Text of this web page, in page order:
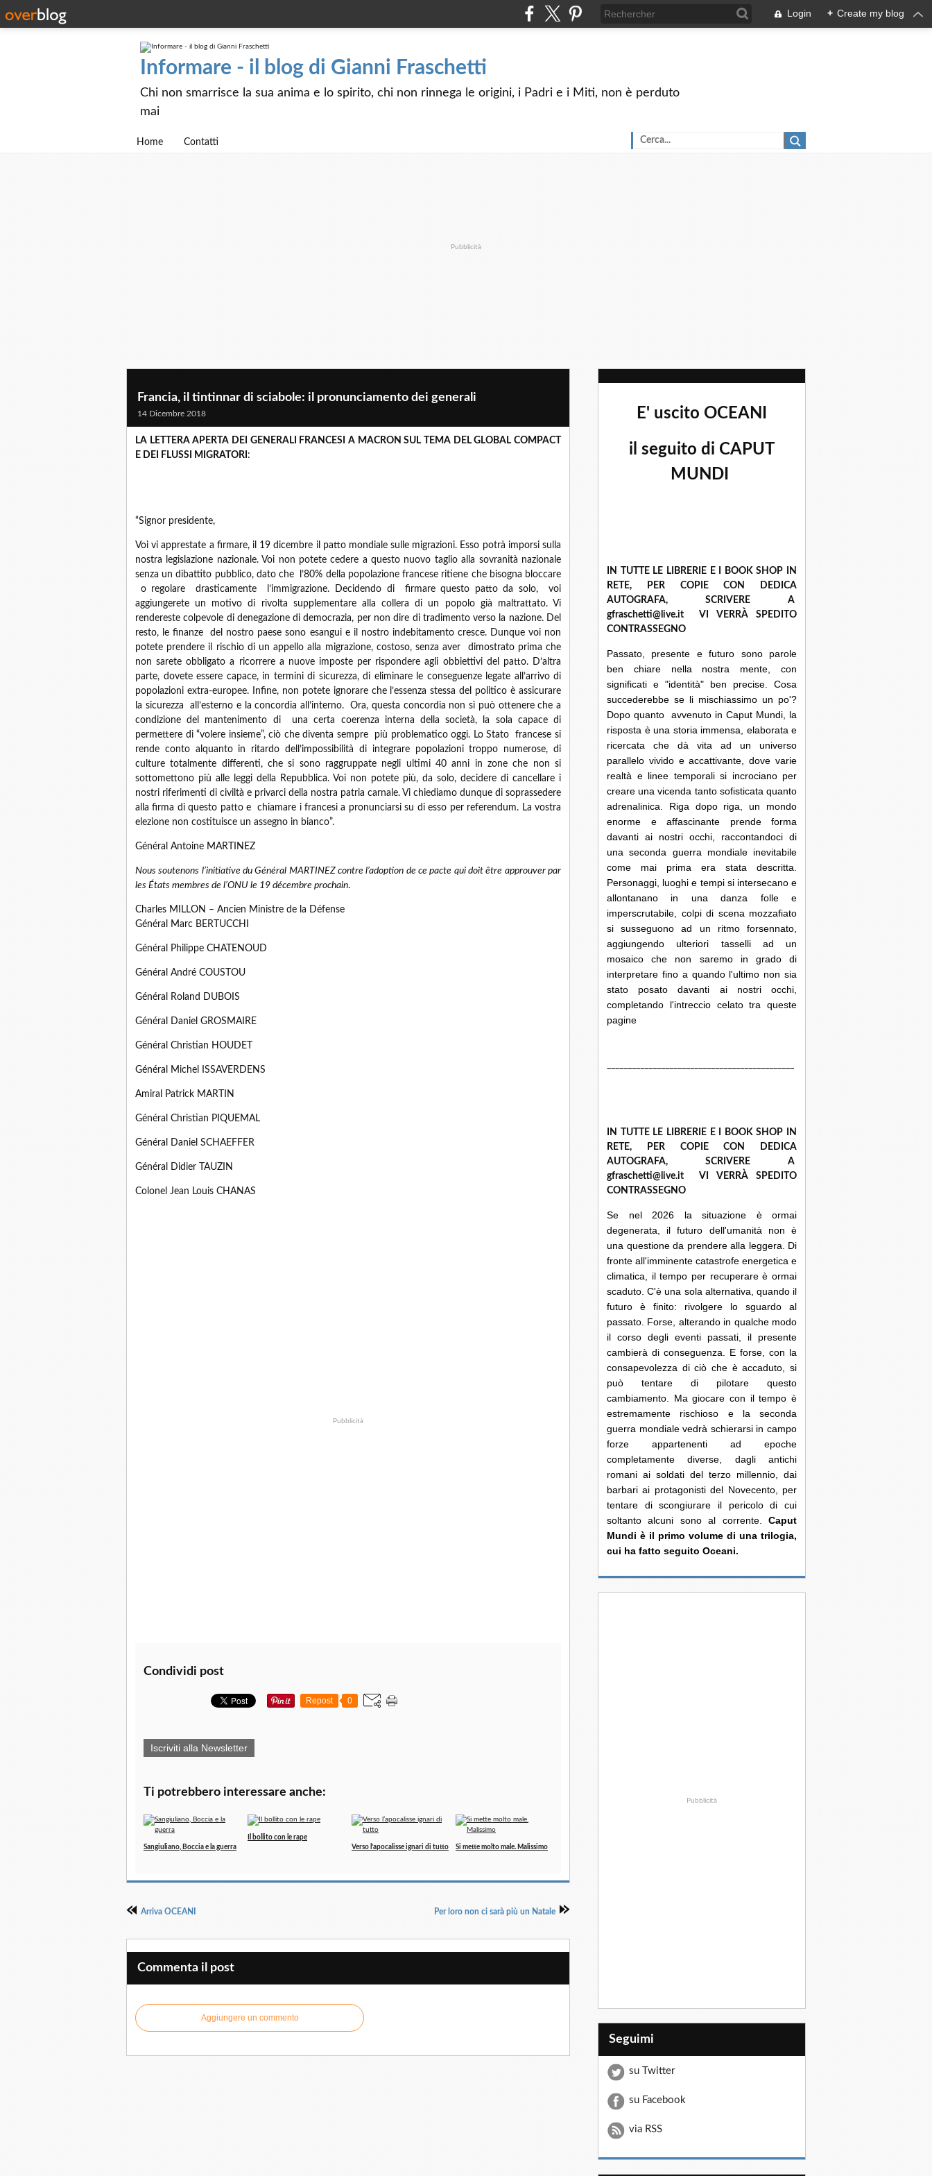
Login + Create my blog
Informare - il blog di Gianni Fraschetti
Chi non smarrisce la sua anima e lo spirito, chi non rinnega le origini, i Padri e i Miti, non è perduto
mai
Home Contatti
Pubblicità
Francia, il tintinnar di sciabole: il pronunciamento dei generali
14 Dicembre 2018
LA LETTERA APERTA DEI GENERALI FRANCESI A MACRON SUL TEMA DEL GLOBAL COMPACT
E DEI FLUSSI MIGRATORI :
“Signor presidente,
Voi vi apprestate a firmare, il 19 dicembre il patto mondiale sulle migrazioni. Esso potrà imporsi sulla
nostra legislazione nazionale. Voi non potete cedere a questo nuovo taglio alla sovranità nazionale
senza un dibattito pubblico, dato che l’80% della popolazione francese ritiene che bisogna bloccare
o regolare drasticamente l’immigrazione. Decidendo di firmare questo patto da solo, voi
aggiungerete un motivo di rivolta supplementare alla collera di un popolo già maltrattato. Vi
rendereste colpevole di denegazione di democrazia, per non dire di tradimento verso la nazione. Del
resto, le finanze del nostro paese sono esangui e il nostro indebitamento cresce. Dunque voi non
potete prendere il rischio di un appello alla migrazione, costoso, senza aver dimostrato prima che
non sarete obbligato a ricorrere a nuove imposte per rispondere agli obbiettivi del patto. D’altra
parte, dovete essere capace, in termini di sicurezza, di eliminare le conseguenze legate all’arrivo di
popolazioni extra-europee. Infine, non potete ignorare che l’essenza stessa del politico è assicurare
la sicurezza all’esterno e la concordia all’interno. Ora, questa concordia non si può ottenere che a
condizione del mantenimento di una certa coerenza interna della società, la sola capace di
permettere di “volere insieme”, ciò che diventa sempre più problematico oggi. Lo Stato francese si
rende conto alquanto in ritardo dell’impossibilità di integrare popolazioni troppo numerose, di
culture totalmente differenti, che si sono raggruppate negli ultimi 40 anni in zone che non si
sottomettono più alle leggi della Repubblica. Voi non potete più, da solo, decidere di cancellare i
nostri riferimenti di civiltà e privarci della nostra patria carnale. Vi chiediamo dunque di soprassedere
alla firma di questo patto e chiamare i francesi a pronunciarsi su di esso per referendum. La vostra
elezione non costituisce un assegno in bianco”.
Général Antoine MARTINEZ
Nous soutenons l’initiative du Général MARTINEZ contre l’adoption de ce pacte qui doit être approuver par
les États membres de l’ONU le 19 décembre prochain.
Charles MILLON – Ancien Ministre de la Défense
Général Marc BERTUCCHI
Général Philippe CHATENOUD
Général André COUSTOU
Général Roland DUBOIS
Général Daniel GROSMAIRE
Général Christian HOUDET
Général Michel ISSAVERDENS
Amiral Patrick MARTIN
Général Christian PIQUEMAL
Général Daniel SCHAEFFER
Général Didier TAUZIN
Colonel Jean Louis CHANAS
Pubblicità
Condividi post
Repost 0
Iscriviti alla Newsletter
Ti potrebbero interessare anche:
Sangiuliano, Boccia e la guerra
Il bollito con le rape
Verso l’apocalisse ignari di tutto
Si mette molto male. Malissimo
Arriva OCEANI Per loro non ci sarà più un Natale
Commenta il post
Aggiungere un commento
E' uscito OCEANI
il seguito di CAPUT
MUNDI
IN TUTTE LE LIBRERIE E I BOOK SHOP IN
RETE, PER COPIE CON DEDICA
AUTOGRAFA, SCRIVERE A
gfraschetti@live.it VI VERRÀ SPEDITO
CONTRASSEGNO
Passato, presente e futuro sono parole
ben chiare nella nostra mente, con
significati e "identità" ben precise. Cosa
succederebbe se li mischiassimo un po'?
Dopo quanto avvenuto in Caput Mundi, la
risposta è una storia immensa, elaborata e
ricercata che dà vita ad un universo
parallelo vivido e accattivante, dove varie
realtà e linee temporali si incrociano per
creare una vicenda tanto sofisticata quanto
adrenalinica. Riga dopo riga, un mondo
enorme e affascinante prende forma
davanti ai nostri occhi, raccontandoci di
una seconda guerra mondiale inevitabile
come mai prima era stata descritta.
Personaggi, luoghi e tempi si intersecano e
allontanano in una danza folle e
imperscrutabile, colpi di scena mozzafiato
si susseguono ad un ritmo forsennato,
aggiungendo ulteriori tasselli ad un
mosaico che non saremo in grado di
interpretare fino a quando l'ultimo non sia
stato posato davanti ai nostri occhi,
completando l'intreccio celato tra queste
pagine
IN TUTTE LE LIBRERIE E I BOOK SHOP IN
RETE, PER COPIE CON DEDICA
AUTOGRAFA, SCRIVERE A
gfraschetti@live.it VI VERRÀ SPEDITO
CONTRASSEGNO
Se nel 2026 la situazione è ormai
degenerata, il futuro dell'umanità non è
una questione da prendere alla leggera. Di
fronte all'imminente catastrofe energetica e
climatica, il tempo per recuperare è ormai
scaduto. C'è una sola alternativa, quando il
futuro è finito: rivolgere lo sguardo al
passato. Forse, alterando in qualche modo
il corso degli eventi passati, il presente
cambierà di conseguenza. E forse, con la
consapevolezza di ciò che è accaduto, si
può tentare di pilotare questo
cambiamento. Ma giocare con il tempo è
estremamente rischioso e la seconda
guerra mondiale vedrà schierarsi in campo
forze appartenenti ad epoche
completamente diverse, dagli antichi
romani ai soldati del terzo millennio, dai
barbari ai protagonisti del Novecento, per
tentare di scongiurare il pericolo di cui
soltanto alcuni sono al corrente. Caput
Mundi è il primo volume di una trilogia,
cui ha fatto seguito Oceani.
Pubblicità
Seguimi
su Twitter
su Facebook
via RSS